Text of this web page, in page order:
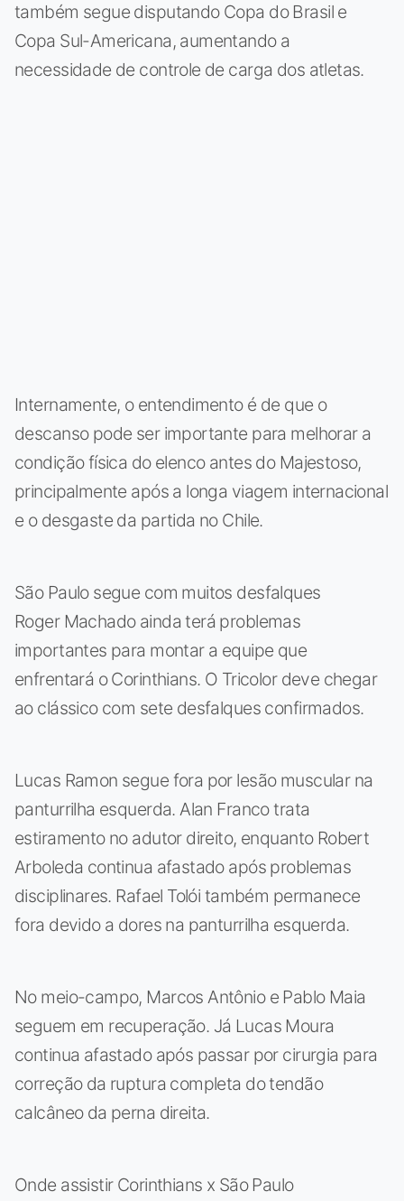
também segue disputando Copa do Brasil e
Copa Sul-Americana, aumentando a
necessidade de controle de carga dos atletas.
Internamente, o entendimento é de que o
descanso pode ser importante para melhorar a
condição física do elenco antes do Majestoso,
principalmente após a longa viagem internacional
e o desgaste da partida no Chile.
São Paulo segue com muitos desfalques
Roger Machado ainda terá problemas
importantes para montar a equipe que
enfrentará o Corinthians. O Tricolor deve chegar
ao clássico com sete desfalques confirmados.
Lucas Ramon segue fora por lesão muscular na
panturrilha esquerda. Alan Franco trata
estiramento no adutor direito, enquanto Robert
Arboleda continua afastado após problemas
disciplinares. Rafael Tolói também permanece
fora devido a dores na panturrilha esquerda.
No meio-campo, Marcos Antônio e Pablo Maia
seguem em recuperação. Já Lucas Moura
continua afastado após passar por cirurgia para
correção da ruptura completa do tendão
calcâneo da perna direita.
Onde assistir Corinthians x São Paulo